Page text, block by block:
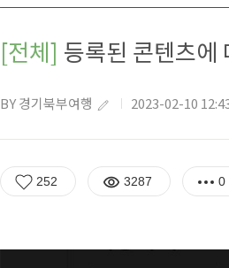
[전체] 등록된 콘텐츠에
BY경기북부여행 2023-02-10
252 3287 0